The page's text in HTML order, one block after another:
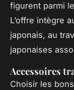
figurent parmi
L’offre intègre
japonais, au
japonaises
Accessoires
Choisir les